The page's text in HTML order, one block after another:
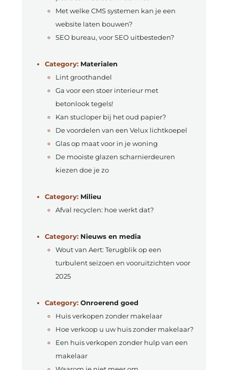
Met welke CMS systemen kan je een
website laten bouwen?
SEO bureau, voor SEO uitbesteden?
Category: Materialen
Lint groothandel
Ga voor een stoer interieur met
betonlook tegels!
Kan stucloper bij het oud papier?
De voordelen van een Velux lichtkoepel
Glas op maat voor in je woning
De mooiste glazen scharnierdeuren
kiezen doe je zo
Category: Milieu
Afval recyclen: hoe werkt dat?
Category: Nieuws en media
Wout van Aert: Terugblik op een
turbulent seizoen en vooruitzichten voor
2025
Category:Onroerend goed
Huis verkopen zonder makelaar
Hoe verkoop u uw huis zonder makelaar?
Een huis verkopen zonder hulp van een
makelaar